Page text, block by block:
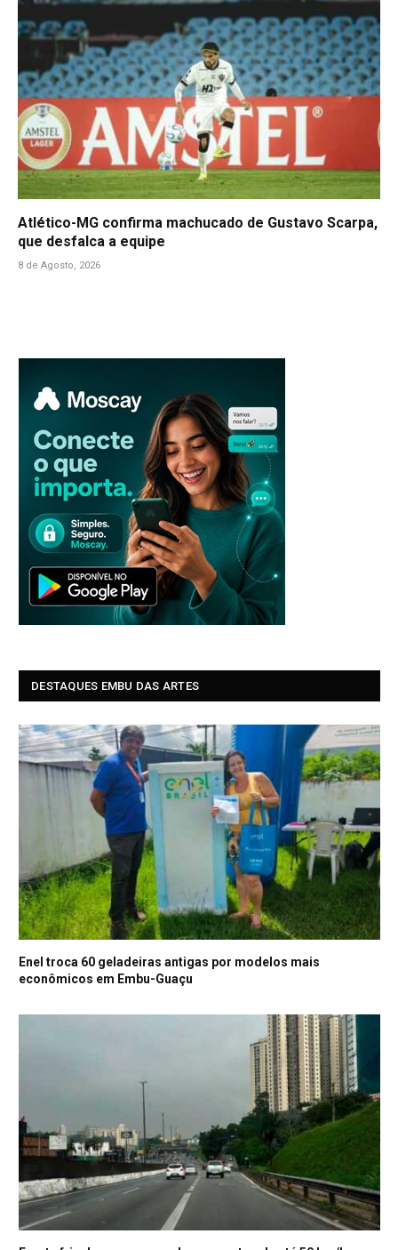
Atlético-MG confirma machucado de Gustavo Scarpa,
que desfalca a equipe
8 de Agosto, 2026
DESTAQUES EMBU DAS ARTES
Enel troca 60 geladeiras antigas por modelos mais
econômicos em Embu-Guaçu